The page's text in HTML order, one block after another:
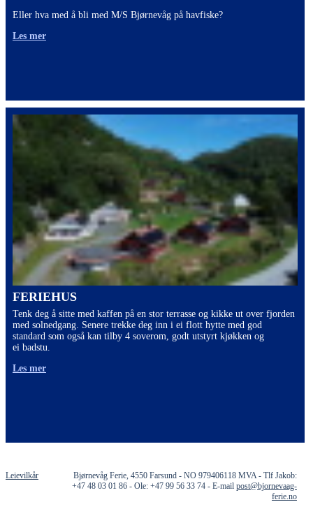
Eller hva med å bli med M/S Bjørnevåg på havfiske?
Les mer
FERIEHUS
Tenk deg å sitte med kaffen på en stor terrasse og kikke ut over fjorden
med solnedgang. Senere trekke deg inn i ei flott hytte med god
standard som også kan tilby 4 soverom, godt utstyrt kjøkken og
ei badstu.
Les mer
Leievilkår
Bjørnevåg Ferie, 4550 Farsund - NO 979406118 MVA - Tlf Jakob:
+47 48 03 01 86 - Ole: +47 99 56 33 74 - E-mail post@bjornevaag-
ferie.no